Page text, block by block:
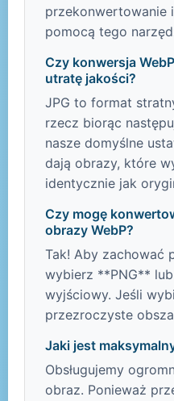
przekonwertowanie
pomocą tego
Czy konwersja
utratę jakości?
JPG to format
rzecz biorąc
nasze domyślne
dają obrazy, które
identycznie jak
Czy mogę
obrazy WebP?
Tak! Aby zachować
wybierz **PNG**
wyjściowy. Jeśli
przezroczyste
Jaki jest
Obsługujemy
obraz. Ponieważ